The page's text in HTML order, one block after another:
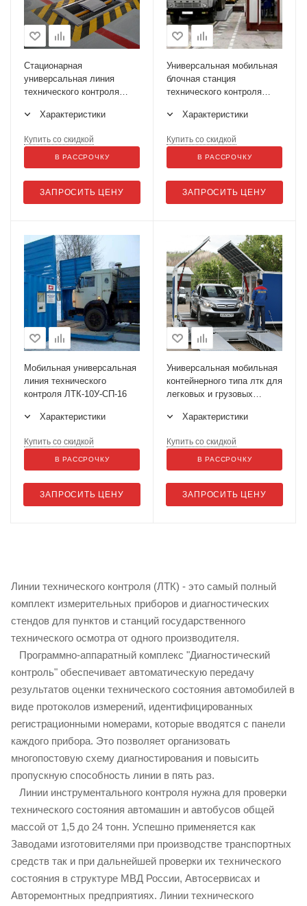
Стационарная
универсальная линия
технического контроля
Характеристики
ЗАПРОСИТЬ ЦЕНУ
Купить со скидкой
В РАССРОЧКУ
Универсальная мобильная
блочная станция
технического контроля
автомобилей ЛТК-МБ
Характеристики
ЗАПРОСИТЬ ЦЕНУ
Купить со скидкой
В РАССРОЧКУ
Мобильная универсальная
линия технического
контроля ЛТК-10У-СП-16
Характеристики
ЗАПРОСИТЬ ЦЕНУ
Купить со скидкой
В РАССРОЧКУ
Универсальная мобильная
контейнерного типа лтк для
легковых и грузовых
(МСД-13000)
Характеристики
ЗАПРОСИТЬ ЦЕНУ
Купить со скидкой
В РАССРОЧКУ
Линии технического контроля (ЛТК) - это самый полный
комплект измерительных приборов и диагностических
стендов для пунктов и станций государственного
технического осмотра от одного производителя.
Программно-аппаратный комплекс "Диагностический
контроль" обеспечивает автоматическую передачу
результатов оценки технического состояния автомобилей в
виде протоколов измерений, идентифицированных
регистрационными номерами, которые вводятся с панели
каждого прибора. Это позволяет организовать
многопостовую схему диагностирования и повысить
пропускную способность линии в пять раз.
Линии инструментального контроля нужна для проверки
технического состояния автомашин и автобусов общей
массой от 1,5 до 24 тонн. Успешно применяется как
Заводами изготовителями при производстве транспортных
средств так и при дальнейшей проверки их технического
состояния в структуре МВД России, Автосервисах и
Авторемонтных предприятиях. Линии технического